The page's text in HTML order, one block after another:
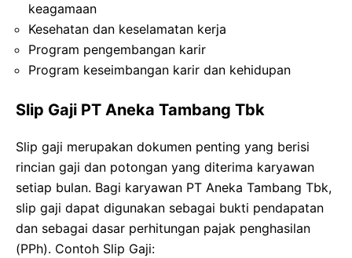
keagamaan
Kesehatan dan keselamatan kerja
Program pengembangan karir
Program keseimbangan karir dan kehidupan
Slip Gaji PT Aneka Tambang Tbk
Slip gaji merupakan dokumen penting yang berisi
rincian gaji dan potongan yang diterima karyawan
setiap bulan. Bagi karyawan PT Aneka Tambang Tbk,
slip gaji dapat digunakan sebagai bukti pendapatan
dan sebagai dasar perhitungan pajak penghasilan
(PPh). Contoh Slip Gaji: